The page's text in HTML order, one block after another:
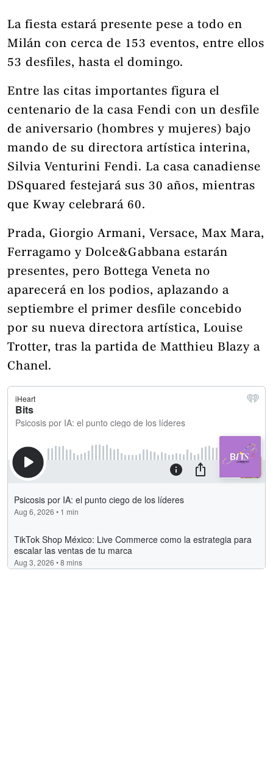
La fiesta estará presente pese a todo en
Milán con cerca de 153 eventos, entre ellos
53 desfiles, hasta el domingo.
Entre las citas importantes figura el
centenario de la casa Fendi con un desfile
de aniversario (hombres y mujeres) bajo
mando de su directora artística interina,
Silvia Venturini Fendi. La casa canadiense
DSquared festejará sus 30 años, mientras
que Kway celebrará 60.
Prada, Giorgio Armani, Versace, Max Mara,
Ferragamo y Dolce&Gabbana estarán
presentes, pero Bottega Veneta no
aparecerá en los podios, aplazando a
septiembre el primer desfile concebido
por su nueva directora artística, Louise
Trotter, tras la partida de Matthieu Blazy a
Chanel.